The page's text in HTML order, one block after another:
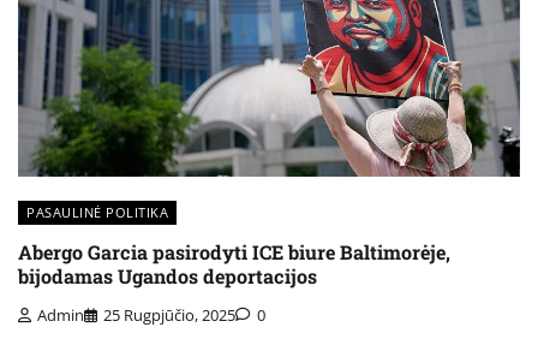
PASAULINĖ POLITIKA
Abergo Garcia pasirodyti ICE biure Baltimorėje,
bijodamas Ugandos deportacijos
Admin 25 Rugpjūčio, 2025 0